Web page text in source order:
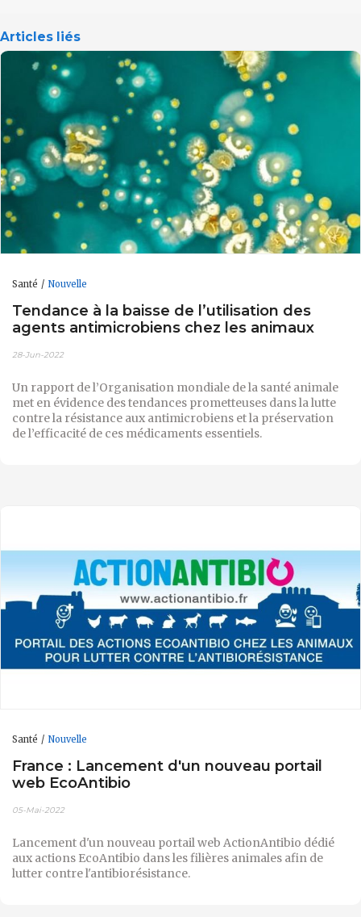
Articles liés
Santé Nouvelle
Tendance à la baisse de l’utilisation des
agents antimicrobiens chez les animaux
28-Jun-2022
Un rapport de l’Organisation mondiale de la santé animale
met en évidence des tendances prometteuses dans la lutte
contre la résistance aux antimicrobiens et la préservation
de l’efficacité de ces médicaments essentiels.
Santé Nouvelle
France : Lancement d'un nouveau portail
web EcoAntibio
05-Mai-2022
Lancement d'un nouveau portail web ActionAntibio dédié
aux actions EcoAntibio dans les filières animales afin de
lutter contre l'antibiorésistance.